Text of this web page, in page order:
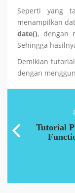
Seperti yang
menampilkan
date(), dengan
Sehingga
Demikian
dengan
Tutorial